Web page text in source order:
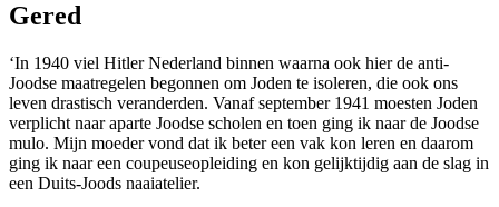
Gered
‘In 1940 viel Hitler Nederland binnen waarna ook hier de anti-
Joodse maatregelen begonnen om Joden te isoleren, die ook ons
leven drastisch veranderden. Vanaf september 1941 moesten Joden
verplicht naar aparte Joodse scholen en toen ging ik naar de Joodse
mulo. Mijn moeder vond dat ik beter een vak kon leren en daarom
ging ik naar een coupeuseopleiding en kon gelijktijdig aan de slag in
een Duits-Joods naaiatelier.